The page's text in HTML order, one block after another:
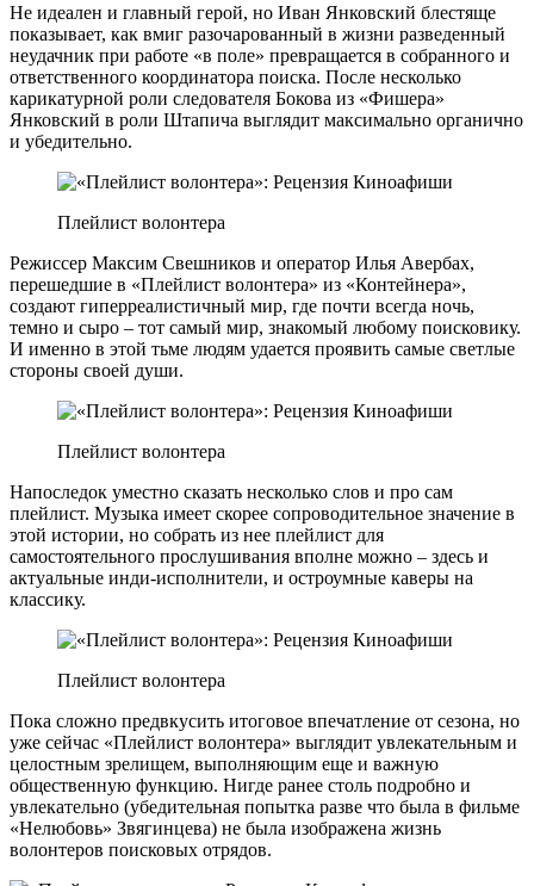
Не идеален и главный герой, но Иван Янковский блестяще
показывает, как вмиг разочарованный в жизни разведенный
неудачник при работе «в поле» превращается в собранного и
ответственного координатора поиска. После несколько
карикатурной роли следователя Бокова из «Фишера»
Янковский в роли Штапича выглядит максимально органично
и убедительно.
Плейлист волонтера
Режиссер Максим Свешников и оператор Илья Авербах,
перешедшие в «Плейлист волонтера» из «Контейнера»,
создают гиперреалистичный мир, где почти всегда ночь,
темно и сыро – тот самый мир, знакомый любому поисковику.
И именно в этой тьме людям удается проявить самые светлые
стороны своей души.
Плейлист волонтера
Напоследок уместно сказать несколько слов и про сам
плейлист. Музыка имеет скорее сопроводительное значение в
этой истории, но собрать из нее плейлист для
самостоятельного прослушивания вполне можно – здесь и
актуальные инди-исполнители, и остроумные каверы на
классику.
Плейлист волонтера
Пока сложно предвкусить итоговое впечатление от сезона, но
уже сейчас «Плейлист волонтера» выглядит увлекательным и
целостным зрелищем, выполняющим еще и важную
общественную функцию. Нигде ранее столь подробно и
увлекательно (убедительная попытка разве что была в фильме
«Нелюбовь» Звягинцева) не была изображена жизнь
волонтеров поисковых отрядов.